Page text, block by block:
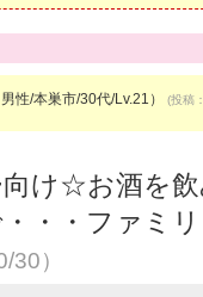
性/本巣市/30代/Lv.21） (投稿
け☆お酒を
・・ファミ
）